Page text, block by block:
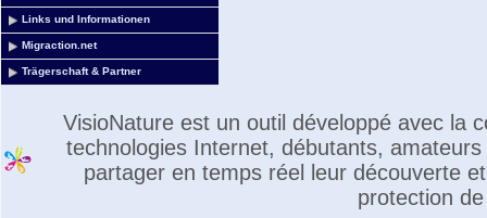
Links und Informationen
Migraction.net
Trägerschaft & Partner
VisioNature est un outil développé avec la
technologies Internet, débutants,
partager en temps réel leur découverte
protection